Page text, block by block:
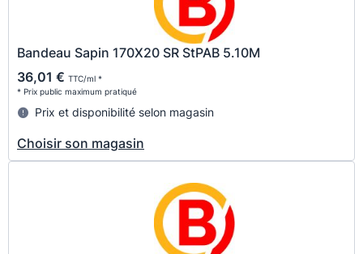
Bandeau Sapin 170X20 SR StPAB 5.10M
36,01 € TTC/ml *
* Prix public maximum pratiqué
Prix et disponibilité selon magasin
Choisir son magasin